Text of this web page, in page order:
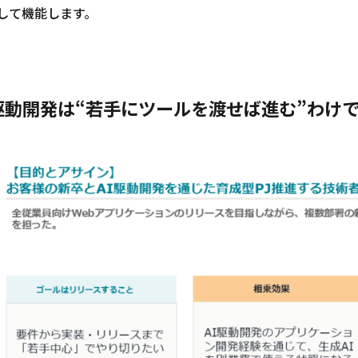
て機能します。
開発は“若手にツールを渡せば進む”わけ